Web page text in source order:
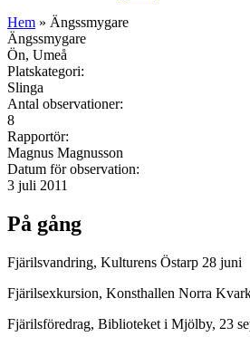
Hem » Ängssmygare
Ängssmygare
Ön, Umeå
Platskategori:
Slinga
Antal observationer:
8
Rapportör:
Magnus Magnusson
Datum för observation:
3 juli 2011
På gång
Fjärilsvandring, Kulturens Östarp 28 juni
Fjärilsexkursion, Konsthallen Norra
Fjärilsföredrag, Biblioteket i Mjölby, 23